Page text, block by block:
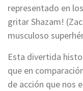
representado en
gritar Shazam!
musculoso
Esta divertida
que en
de acción que nos